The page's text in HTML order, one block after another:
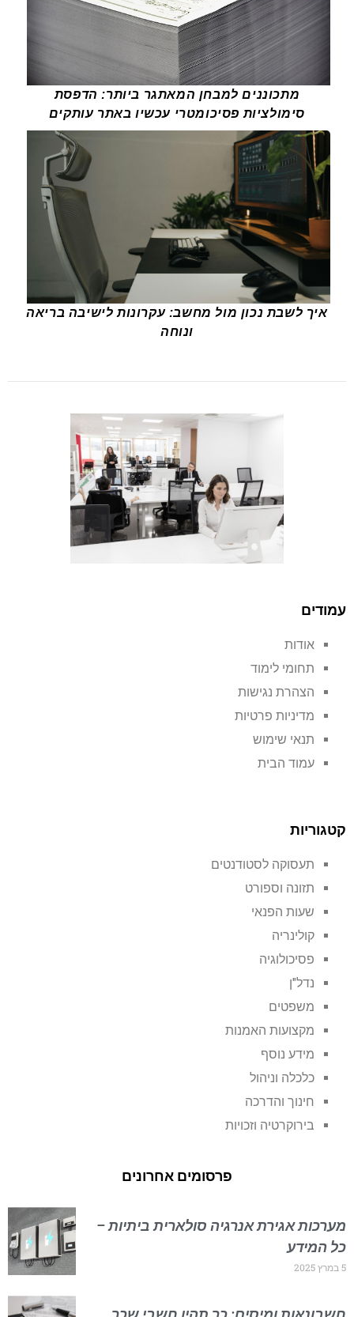
מתכוננים למבחן המאתגר ביותר: הדפסת
סימולציות פסיכומטרי עכשיו באתר עותקים
איך לשבת נכון מול מחשב: עקרונות לישיבה בריאה
ונוחה
עמודים
אודות
תחומי לימוד
הצהרת נגישות
מדיניות פרטיות
תנאי שימוש
עמוד הבית
קטגוריות
תעסוקה לסטודנטים
תזונה וספורט
שעות הפנאי
קולינריה
פסיכולוגיה
נדל"ן
משפטים
מקצועות האמנות
מידע נוסף
כלכלה וניהול
חינוך והדרכה
בירוקרטיה וזכויות
פרסומים אחרונים
מערכות אגירת אנרגיה סולארית ביתיות –
כל המידע
5 במרץ 2025